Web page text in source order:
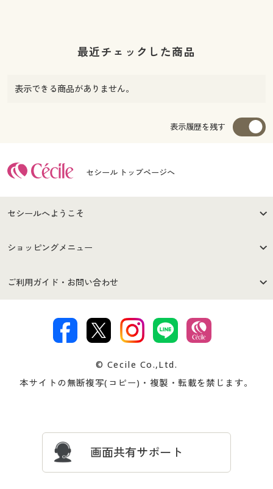
最近チェックした商品
表示できる商品がありません。
表示履歴を残す
セシール トップページへ
セシールへようこそ
はじめての方へ
セシールご利用規約
著作権・商標について 会社案内
ショッピングメニュー
商品カテゴリ
プレゼント＆キャンペーン サイトマップ
ご利用ガイド・お問い合わせ
交換・返品は お支払は
ついて
忘れの場合
© Cecile Co.,Ltd.
本サイトの無断複写(コピー)・複製・転載を禁じます。
画面共有サポート